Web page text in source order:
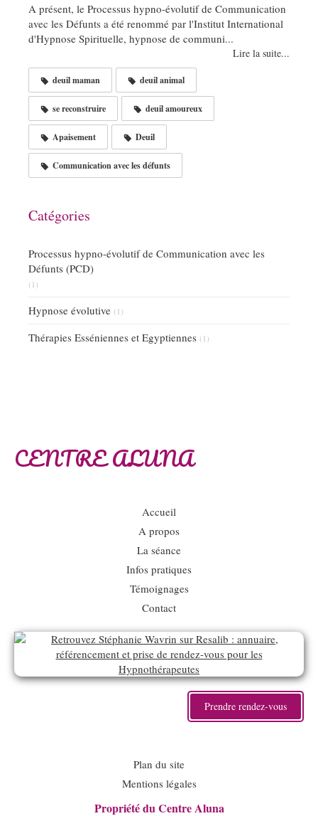
A présent, le Processus hypno-évolutif de Communication
avec les Défunts a été renommé par l'Institut International
d'Hypnose Spirituelle, hypnose de communi...
Lire la suite...
deuil maman deuil animal
se reconstruire deuil amoureux
Apaisement Deuil
Communication avec les défunts
Catégories
Processus hypno-évolutif de Communication avec les
Défunts (PCD)
(1)
Hypnose évolutive (1)
Thérapies Esséniennes et Egyptiennes (1)
CENTRE ALUNA
Accueil
A propos
La séance
Infos pratiques
Témoignages
Contact
Prendre rendez-vous
Plan du site
Mentions légales
Propriété du Centre Aluna